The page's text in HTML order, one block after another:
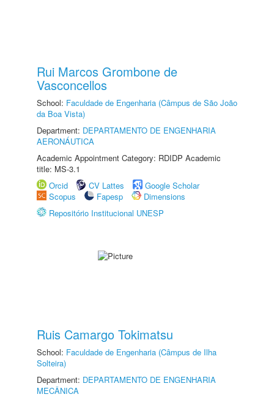
Rui Marcos Grombone de
Vasconcellos
School: Faculdade de Engenharia (Câmpus de São João
da Boa Vista)
Department: DEPARTAMENTO DE ENGENHARIA
AERONÁUTICA
Academic Appointment Category: RDIDP Academic
title: MS-3.1
Orcid
CV Lattes
Google Scholar
Scopus
Fapesp
Dimensions
Repositório Institucional UNESP
Ruis Camargo Tokimatsu
School: Faculdade de Engenharia (Câmpus de Ilha
Solteira)
Department: DEPARTAMENTO DE ENGENHARIA
MECÂNICA